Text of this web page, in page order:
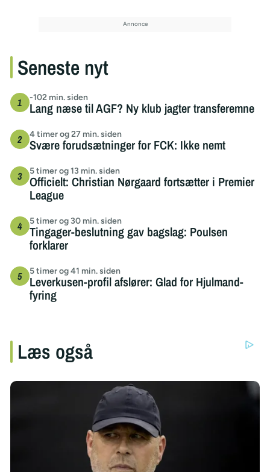
Seneste nyt
-102 min. siden
Lang næse til AGF? Ny klub jagter transferemne
4 timer og 27 min. siden
Svære forudsætninger for FCK: Ikke nemt
5 timer og 13 min. siden
Officielt: Christian Nørgaard fortsætter i Premier
League
5 timer og 30 min. siden
Tingager-beslutning gav bagslag: Poulsen
forklarer
5 timer og 41 min. siden
Leverkusen-profil afslører: Glad for Hjulmand-
fyring